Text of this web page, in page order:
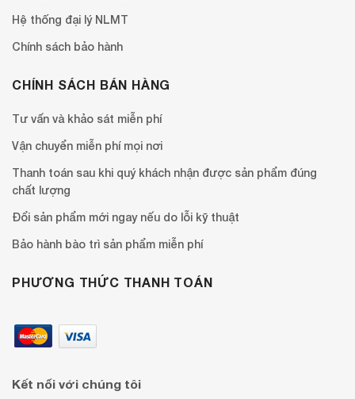
Hệ thống đại lý NLMT
Chính sách bảo hành
CHÍNH SÁCH BÁN HÀNG
Tư vấn và khảo sát miễn phí
Vận chuyển miễn phí mọi nơi
Thanh toán sau khi quý khách nhận được sản phẩm đúng
chất lượng
Đổi sản phẩm mới ngay nếu do lỗi kỹ thuật
Bảo hành bào trì sản phẩm miễn phí
PHƯƠNG THỨC THANH TOÁN
Kết nối với chúng tôi